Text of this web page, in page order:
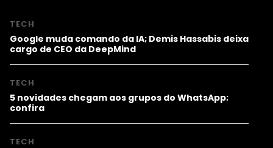
TECH
Google muda comando da IA; Demis Hassabis deixa
cargo de CEO da DeepMind
TECH
5 novidades chegam aos grupos do WhatsApp;
confira
TECH